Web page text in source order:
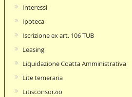
Interessi
Ipoteca
Iscrizione ex art. 106 TUB
Leasing
Liquidazione Coatta Amministrativa
Lite temeraria
Litisconsorzio